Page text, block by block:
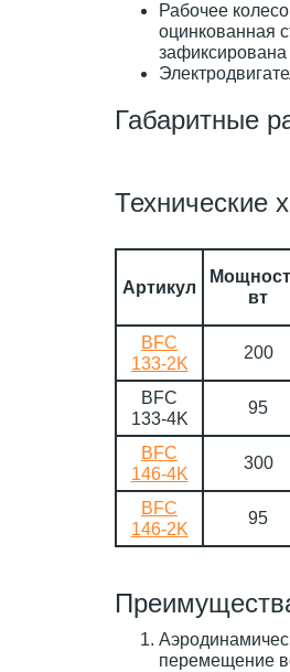
Рабочее
оцинкованная
Габаритные
Технические
Артикул
вт
BFC
133-2K
200
BFC
133-4K
95
BFC
146-4K
300
BFC
146-2K
95
перемещение